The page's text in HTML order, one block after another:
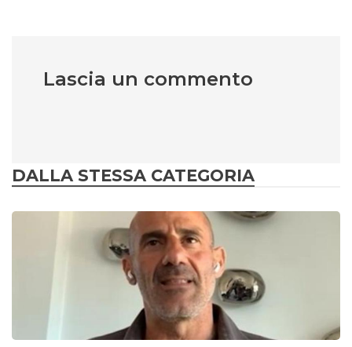
Lascia un commento
DALLA STESSA CATEGORIA